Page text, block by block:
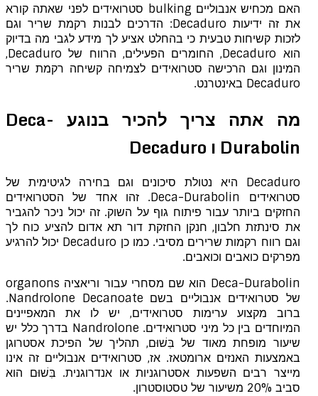
האם מכחיש אנבוליים bulking סטרואידים לפני שאתה קורא
את זה ידיעות Decaduro: הדרכים לבנות רקמת שריר וגם
לזכות קשיחות טבעית כי בהחלט אציע לך מידע לגבי מה בדיוק
הוא Decaduro, החומרים הפעילים, הרווח של Decaduro,
המינון וגם הרכישה סטרואידים לצמיחה קשיחה רקמת שריר
Decaduro באינטרנט.
מה אתה צריך להכיר בנוגע Deca-
Durabolin ו Decaduro
Decaduro היא נטולת סיכונים וגם בחירה לגיטימית של
סטרואידים Deca-Durabolin. זהו אחד של הסטרואידים
החזקים ביותר עבור פיתוח גוף על השוק. זה יכול ניכר להגביר
את סינתזת חלבון, חנקן החזקת דור תא אדום להציע כוח לך
וגם רווח רקמות שרירים מסיבי. כמו כן Decaduro יכול להרגיע
מפרקים כואבים וכואבים.
Deca-Durabolin הוא שם מסחרי עבור וריאציה organons
של סטרואידים אנבוליים בשם Nandrolone Decanoate.
ברוב מקצוע ערימות סטרואידים, יש לו את המאפיינים
המיוחדים בין כל מיני סטרואידים. Nandrolone בדרך כלל יש
שיעור מופחת מאוד של בִּשׁוּם, תהליך של הפיכת אסטרוגן
באמצעות האנזים ארומטאז. אז, סטרואידים אנבוליים זה אינו
מייצר רבים השפעות אסטרוגניות או אנדרוגנית. בִּשׁוּם הוא
סביב 20% משיעור של טסטוסטרון.